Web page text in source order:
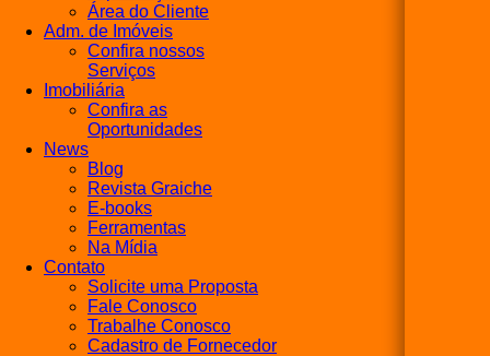
Área do Cliente
Adm. de Imóveis
Confira nossos
Serviços
Imobiliária
Confira as
Oportunidades
News
Blog
Revista Graiche
E-books
Ferramentas
Na Mídia
Contato
Solicite uma Proposta
Fale Conosco
Trabalhe Conosco
Cadastro de Fornecedor